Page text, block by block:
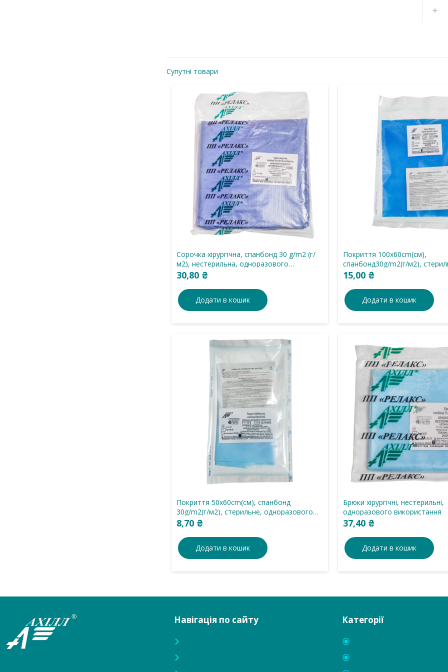
Супутні товари
Сорочка хірургічна, спанбонд 30 g/m2 (г/
м2), нестерильна, одноразового
використання.
30,80 ₴
Додати в кошик
Покриття 100х60cm(см),
спанбонд30g/m2(г/м2),
одноразового використання
15,00 ₴
Додати в кошик
Покриття 50х60cm(см), спанбонд
30g/m2(г/м2), стерильне, одноразового
використання
8,70 ₴
Додати в кошик
Брюки хірургічні, нестерильні,
одноразового використання
37,40 ₴
Додати в кошик
Навігація по сайту Категорії